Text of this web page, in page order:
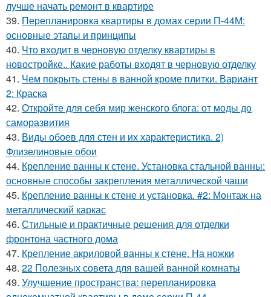
лучше начать ремонт в квартире
39. Перепланировка квартиры в домах серии П-44М:
основные этапы и принципы
40. Что входит в черновую отделку квартиры в
новостройке.. Какие работы входят в черновую отделку
41. Чем покрыть стены в ванной кроме плитки. Вариант
2: Краска
42. Откройте для себя мир женского блога: от моды до
саморазвития
43. Виды обоев для стен и их характеристика. 2)
Флизелиновые обои
44. Крепление ванны к стене. Установка стальной ванны:
основные способы закрепления металлической чаши
45. Крепление ванны к стене и установка. #2: Монтаж на
металлический каркас
46. Стильные и практичные решения для отделки
фронтона частного дома
47. Крепление акриловой ванны к стене. На ножки
48. 22 Полезных совета для вашей ванной комнаты
49. Улучшение пространства: перепланировка